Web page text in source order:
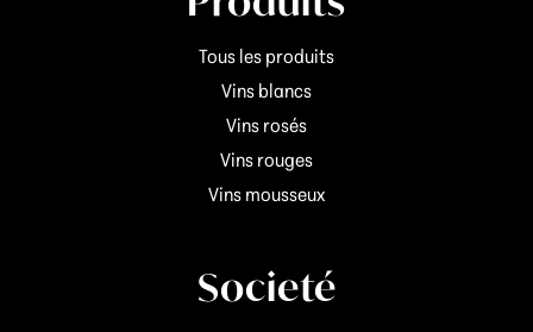
Tous les produits
Vins blancs
Vins rosés
Vins rouges
Vins mousseux
Societé